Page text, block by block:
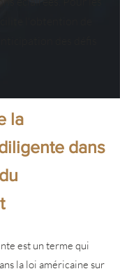
la
dans
est un terme qui
la loi américaine sur